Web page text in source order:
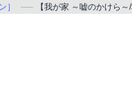
］ 【我が家 ～嘘のかけら